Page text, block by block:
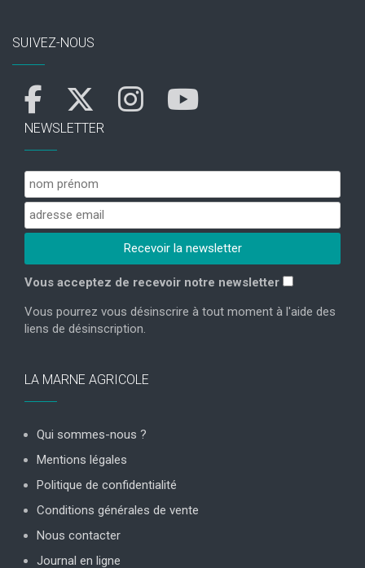
SUIVEZ-NOUS
NEWSLETTER
Vous acceptez de recevoir notre newsletter
Vous pourrez vous désinscrire à tout moment à l'aide des
liens de désinscription.
LA MARNE AGRICOLE
Qui sommes-nous ?
Mentions légales
Politique de confidentialité
Conditions générales de vente
Nous contacter
Journal en ligne